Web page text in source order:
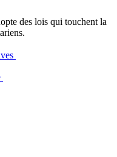
des lois qui touchent la